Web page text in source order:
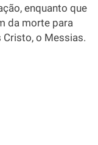
enquanto que
da morte para
o Messias.